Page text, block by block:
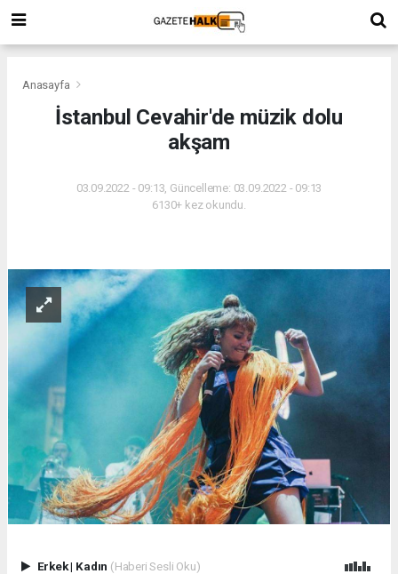
Anasayfa
İstanbul Cevahir'de müzik dolu
akşam
03.09.2022 - 09:13, Güncelleme: 03.09.2022 - 09:13
6130+ kez okundu.
Erkek| Kadın (Haberi Sesli Oku)